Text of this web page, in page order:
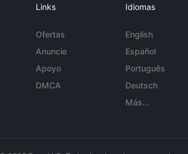
Links
Ofertas
Anuncie
Apoyo
DMCA
Idiomas
English
Español
Português
Deutsch
Más...